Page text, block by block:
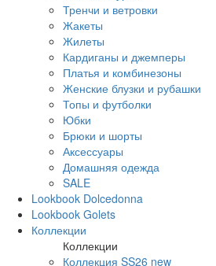
Тренчи и ветровки
Жакеты
Жилеты
Кардиганы и джемперы
Платья и комбинезоны
Женские блузки и рубашки
Топы и футболки
Юбки
Брюки и шорты
Аксессуары
Домашняя одежда
SALE
Lookbook Dolcedonna
Lookbook Golets
Коллекции
Коллекции
Коллекция SS26 new